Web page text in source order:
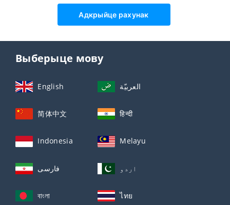
Адкрыйце рахунак
Выберыце мову
English العربيّة
简体中文 हिन्दी
Indonesia Melayu
فارسی اردو
বাংলা ไทย